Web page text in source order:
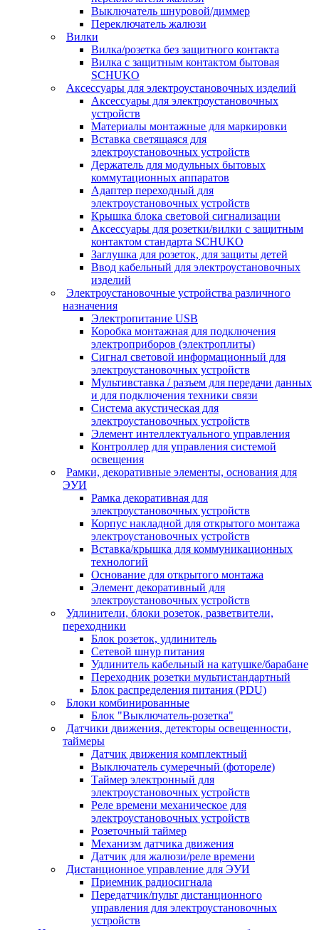
Выключатель шнуровой/диммер
Переключатель жалюзи
Вилки
Вилка/розетка без защитного контакта
Вилка с защитным контактом бытовая
SCHUKO
Аксессуары для электроустановочных изделий
Аксессуары для электроустановочных
устройств
Материалы монтажные для маркировки
Вставка светящаяся для
электроустановочных устройств
Держатель для модульных бытовых
коммутационных аппаратов
Адаптер переходный для
электроустановочных устройств
Крышка блока световой сигнализации
Аксессуары для розетки/вилки с защитным
контактом стандарта SCHUKO
Заглушка для розеток, для защиты детей
Ввод кабельный для электроустановочных
изделий
Электроустановочные устройства различного
назначения
Электропитание USB
Коробка монтажная для подключения
электроприборов (электроплиты)
Сигнал световой информационный для
электроустановочных устройств
Мультивставка / разъем для передачи данных
и для подключения техники связи
Система акустическая для
электроустановочных устройств
Элемент интеллектуального управления
Контроллер для управления системой
освещения
Рамки, декоративные элементы, основания для
ЭУИ
Рамка декоративная для
электроустановочных устройств
Корпус накладной для открытого монтажа
электроустановочных устройств
Вставка/крышка для коммуникационных
технологий
Основание для открытого монтажа
Элемент декоративный для
электроустановочных устройств
Удлинители, блоки розеток, разветвители,
переходники
Блок розеток, удлинитель
Сетевой шнур питания
Удлинитель кабельный на катушке/барабане
Переходник розетки мультистандартный
Блок распределения питания (PDU)
Блоки комбинированные
Блок "Выключатель-розетка"
Датчики движения, детекторы освещенности,
таймеры
Датчик движения комплектный
Выключатель сумеречный (фотореле)
Таймер электронный для
электроустановочных устройств
Реле времени механическое для
электроустановочных устройств
Розеточный таймер
Механизм датчика движения
Датчик для жалюзи/реле времени
Дистанционное управление для ЭУИ
Приемник радиосигнала
Передатчик/пульт дистанционного
управления для электроустановочных
устройств